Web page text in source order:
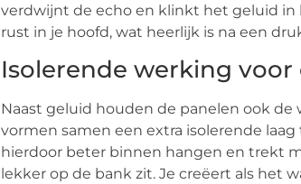
verdwijnt de echo en klinkt het geluid in
rust in je hoofd, wat heerlijk is na een
Isolerende werking
Naast geluid houden de panelen ook
vormen samen een extra isolerende
hierdoor beter binnen hangen en trekt
lekker op de bank zit. Je creëert als het